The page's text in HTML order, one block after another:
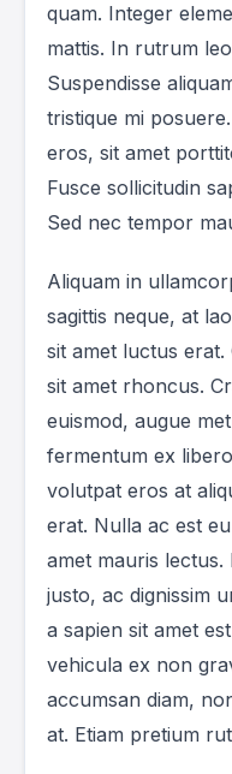
quam. Integer
mattis. In rutrum
Suspendisse
tristique mi
eros, sit amet
Fusce sollicitudin
Sed nec tempor
Aliquam in
sagittis neque, at
sit amet luctus
sit amet rhoncus.
euismod, augue
fermentum ex
volutpat eros at
erat. Nulla ac est
amet mauris
justo, ac dignissim
a sapien sit amet
vehicula ex non
accumsan diam,
at. Etiam pretium